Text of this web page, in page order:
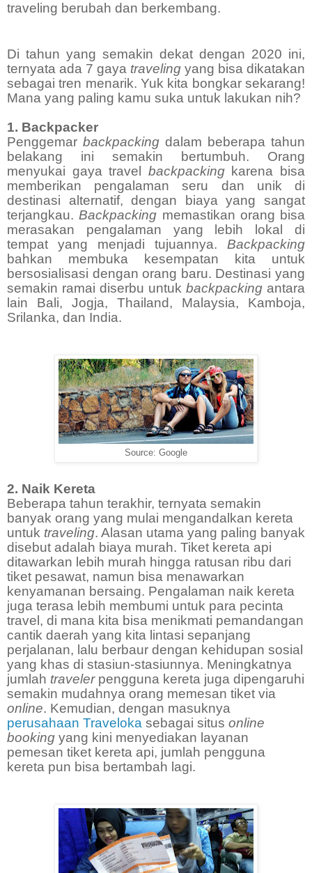
traveling berubah dan berkembang.
Di tahun yang semakin dekat dengan 2020 ini,
ternyata ada 7 gaya traveling yang bisa dikatakan
sebagai tren menarik. Yuk kita bongkar sekarang!
Mana yang paling kamu suka untuk lakukan nih?
1. Backpacker
Penggemar backpacking dalam beberapa tahun
belakang ini semakin bertumbuh. Orang
menyukai gaya travel backpackingkarena bisa
memberikan pengalaman seru dan unik di
destinasi alternatif, dengan biaya yang sangat
terjangkau.Backpacking memastikan orang bisa
merasakan pengalaman yang lebih lokal di
tempat yang menjadi tujuannya. Backpacking
bahkan membuka kesempatan kita untuk
bersosialisasi dengan orang baru. Destinasi yang
semakin ramai diserbu untuk backpacking antara
lain Bali, Jogja, Thailand, Malaysia, Kamboja,
Srilanka, dan India.
Source: Google
2. Naik Kereta
Beberapa tahun terakhir, ternyata semakin
banyak orang yang mulai mengandalkan kereta
untuk traveling. Alasan utama yang paling banyak
disebut adalah biaya murah. Tiket kereta api
ditawarkan lebih murah hingga ratusan ribu dari
tiket pesawat, namun bisa menawarkan
kenyamanan bersaing. Pengalaman naik kereta
juga terasa lebih membumi untuk para pecinta
travel, di mana kita bisa menikmati pemandangan
cantik daerah yang kita lintasi sepanjang
perjalanan, lalu berbaur dengan kehidupan sosial
yang khas di stasiun-stasiunnya. Meningkatnya
jumlah travelerpengguna kereta juga dipengaruhi
semakin mudahnya orang memesan tiket via
online. Kemudian, dengan masuknya
perusahaan Traveloka sebagai situs online
booking yang kini menyediakan layanan
pemesan tiket kereta api, jumlah pengguna
kereta pun bisa bertambah lagi.